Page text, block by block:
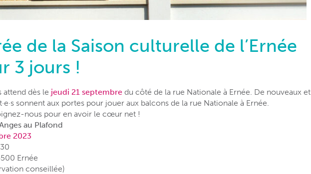
de la Saison culturelle de l’Ernée
3 jours !
attend dès le jeudi 21 septembre du côté de la rue Nationale à Ernée. De nouveaux et
sonnent aux portes pour jouer aux balcons de la rue Nationale à Ernée.
nous pour en avoir le cœur net !
au Plafond
2023
Ernée
conseillée)